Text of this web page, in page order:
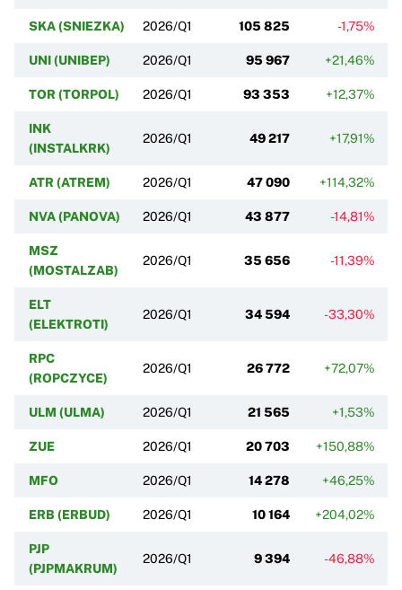
SKA (SNIEZKA) 2026/Q1 105 825 -1,75%
UNI (UNIBEP) 2026/Q1 95 967 +21,46%
TOR (TORPOL) 2026/Q1 93 353 +12,37%
INK
(INSTALKRK)
2026/Q1 49 217 +17,91%
ATR (ATREM) 2026/Q1 47 090 +114,32%
NVA (PANOVA) 2026/Q1 43 877 -14,81%
MSZ
(MOSTALZAB)
2026/Q1 35 656 -11,39%
ELT
(ELEKTROTI)
2026/Q1 34 594 -33,30%
RPC
(ROPCZYCE)
2026/Q1 26 772 +72,07%
ULM (ULMA) 2026/Q1 21 565 +1,53%
ZUE 2026/Q1 20 703 +150,88%
MFO 2026/Q1 14 278 +46,25%
ERB (ERBUD) 2026/Q1 10 164 +204,02%
PJP
(PJPMAKRUM)
2026/Q1 9 394 -46,88%